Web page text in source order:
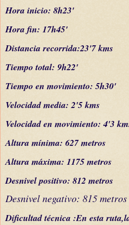
Hora inicio: 8h23'
Hora fin: 17h45'
Distancia recorrida:23'7 kms
Tiempo total: 9h22'
Tiempo en movimiento: 5h30'
Velocidad media: 2'5 kms
Velocidad en movimiento: 4'3
Altura mínima: 627 metros
Altura máxima: 1175 metros
Desnivel positivo: 812 metros
Desnivel negativo: 815 metros
Dificultadtécnica :En esta ruta,